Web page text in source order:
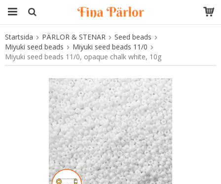
Produkten har blivit tillagd i varukorgen
Startsida PÄRLOR & STENAR
Seed beads
Miyuki seed beads
Miyuki seed beads 11/0
Miyuki seed beads 11/0, opaque chalk white, 10g